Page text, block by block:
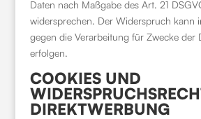
Daten nach Maßgabe des Art. 21
widersprechen. Der Widerspruch kann
gegen die Verarbeitung für Zwecke der
erfolgen.
COOKIES UND
DIREKTWERBUNG